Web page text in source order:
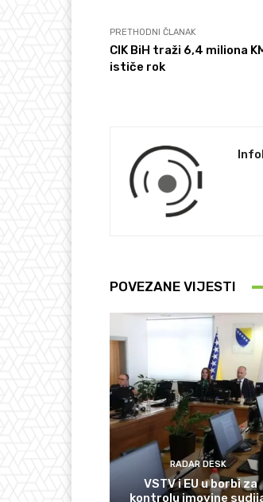
PRETHODNI ČLANAK
CIK BiH traži 6,4 miliona
ističe rok
POVEZANE VIJESTI
RADAR DESK
VSTV i EU u borbi za
kontrolu imovine